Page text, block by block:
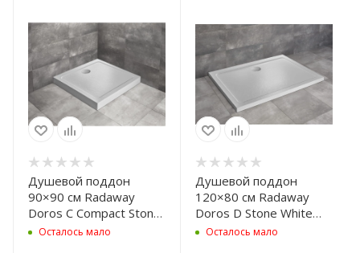
Душевой поддон
90×90 см Radaway
Doros C Compact Stone
White SDRC9090-05-
Осталось мало
Душевой поддон
120×80 см Radaway
Doros D Stone White
SDRD1280-01-04S
Осталось мало